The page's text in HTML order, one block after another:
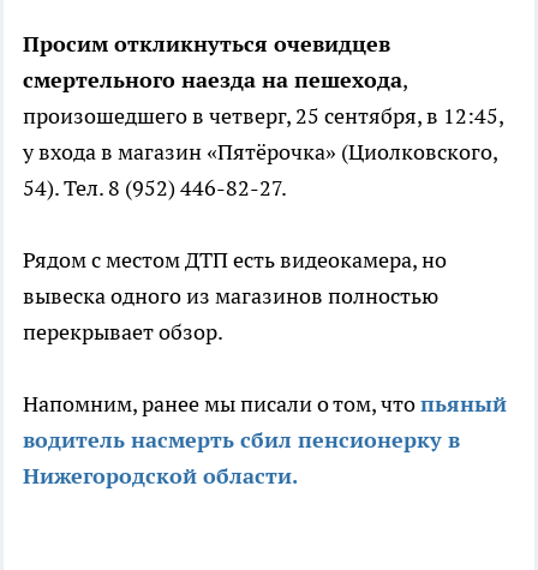
Просим откликнуться очевидцев
смертельного наезда на пешехода,
произошедшего в четверг, 25 сентября, в 12:45,
у входа в магазин «Пятёрочка» (Циолковского,
54). Тел. 8 (952) 446-82-27.
Рядом с местом ДТП есть видеокамера, но
вывеска одного из магазинов полностью
перекрывает обзор.
Напомним, ранее мы писали о том, чтопьяный
водитель насмерть сбил пенсионерку в
Нижегородской области.